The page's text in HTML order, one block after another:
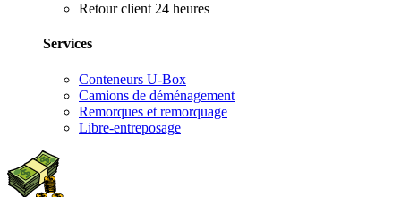
Retour client 24 heures
Services
Conteneurs U-Box
Camions de déménagement
Remorques et remorquage
Libre-entreposage